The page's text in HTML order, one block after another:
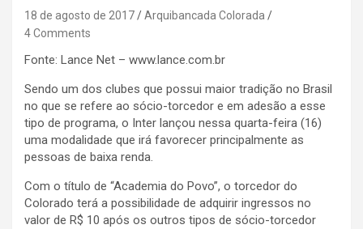
18 de agosto de 2017
Arquibancada Colorada
4 Comments
Fonte: Lance Net – www.lance.com.br
Sendo um dos clubes que possui maior tradição no Brasil
no que se refere ao sócio-torcedor e em adesão a esse
tipo de programa, o Inter lançou nessa quarta-feira (16)
uma modalidade que irá favorecer principalmente as
pessoas de baixa renda.
Com o título de “Academia do Povo”, o torcedor do
Colorado terá a possibilidade de adquirir ingressos no
valor de R$ 10 após os outros tipos de sócio-torcedor